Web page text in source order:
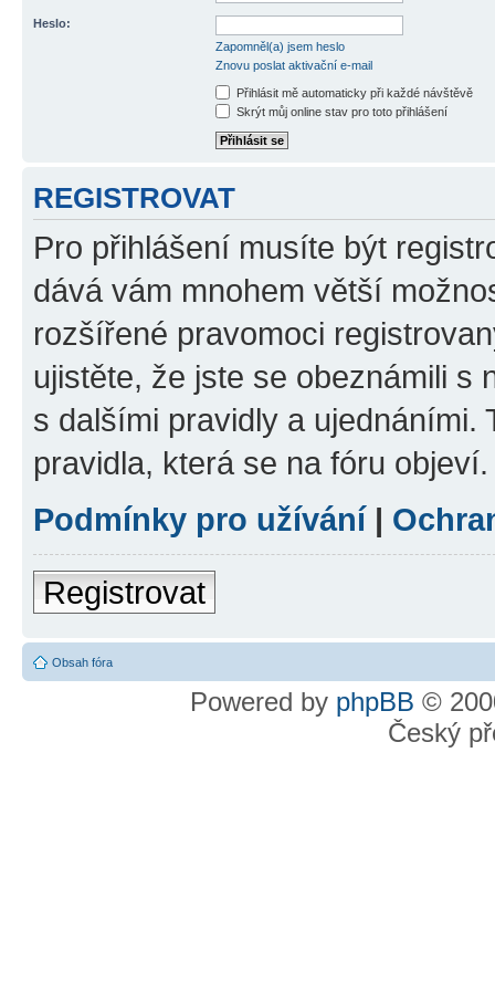
Heslo:
Zapomněl(a) jsem heslo
Znovu poslat aktivační e-mail
Přihlásit mě automaticky při každé návštěvě
Skrýt můj online stav pro toto přihlášení
REGISTROVAT
Pro přihlášení musíte být
dává vám mnohem větší
rozšířené pravomoci
ujistěte, že jste se obeznámili s
s dalšími pravidly a ujednáními.
pravidla, která se na fóru objeví.
Podmínky pro užívání|
Registrovat
Obsah fóra
Powered by phpBB ©
Český